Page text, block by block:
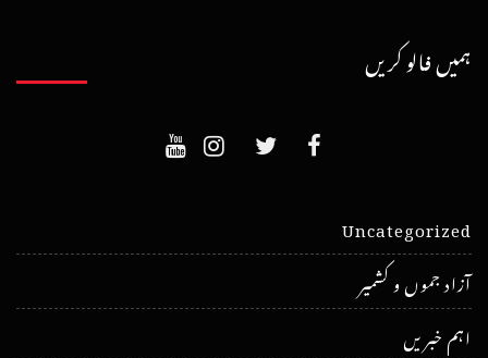
ہمیں فالو کریں
Uncategorized
آزاد جموں و کشمیر
اہم خبریں